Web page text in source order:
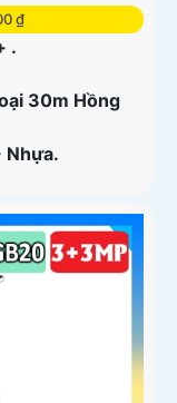
₫
.
30m Hồng
Nhựa.